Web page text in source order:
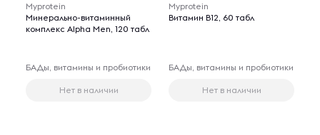
Myprotein
Минерально-витаминный
комплекс Alpha Men, 120 табл
БАДы, витамины и пробиотики
Нет в наличии
Myprotein
Витамин B12, 60 табл
БАДы, витамины и пробиотики
Нет в наличии